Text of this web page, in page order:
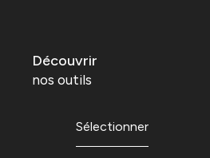
découvrir
nos outils
Sélectionner